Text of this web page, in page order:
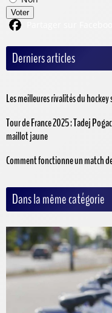
Voter
Derniers articles
Les meilleures rivalités du
Tour de France 2025 : Tadej
maillot jaune
Comment fonctionne un match
Dans la même catégorie